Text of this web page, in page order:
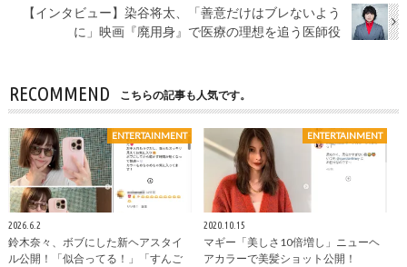
【インタビュー】染谷将太、「善意だけはブレないよう
に」映画『廃用身』で医療の理想を追う医師役
RECOMMEND こちらの記事も人気です。
ENTERTAINMENT
2026.6.2
鈴木奈々、ボブにした新ヘアスタイ
ル公開！「似合ってる！」「すんご
ENTERTAINMENT
2020.10.15
マギー「美しさ10倍増し」ニューヘ
アカラーで美髪ショット公開！